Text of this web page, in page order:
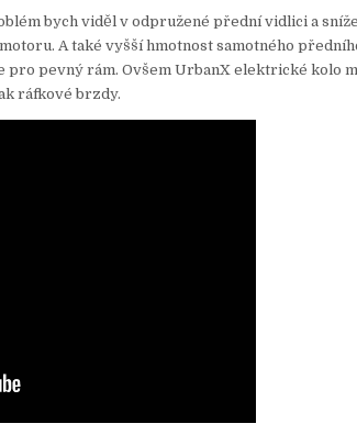
bych viděl v odpružené přední vidlici a
A také vyšší hmotnost samotného
pro pevný rám. Ovšem UrbanX elektrické kolo
ráfkové brzdy.